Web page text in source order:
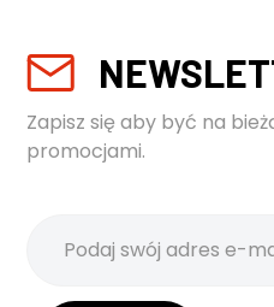
Zapisz się aby być na
promocjami.